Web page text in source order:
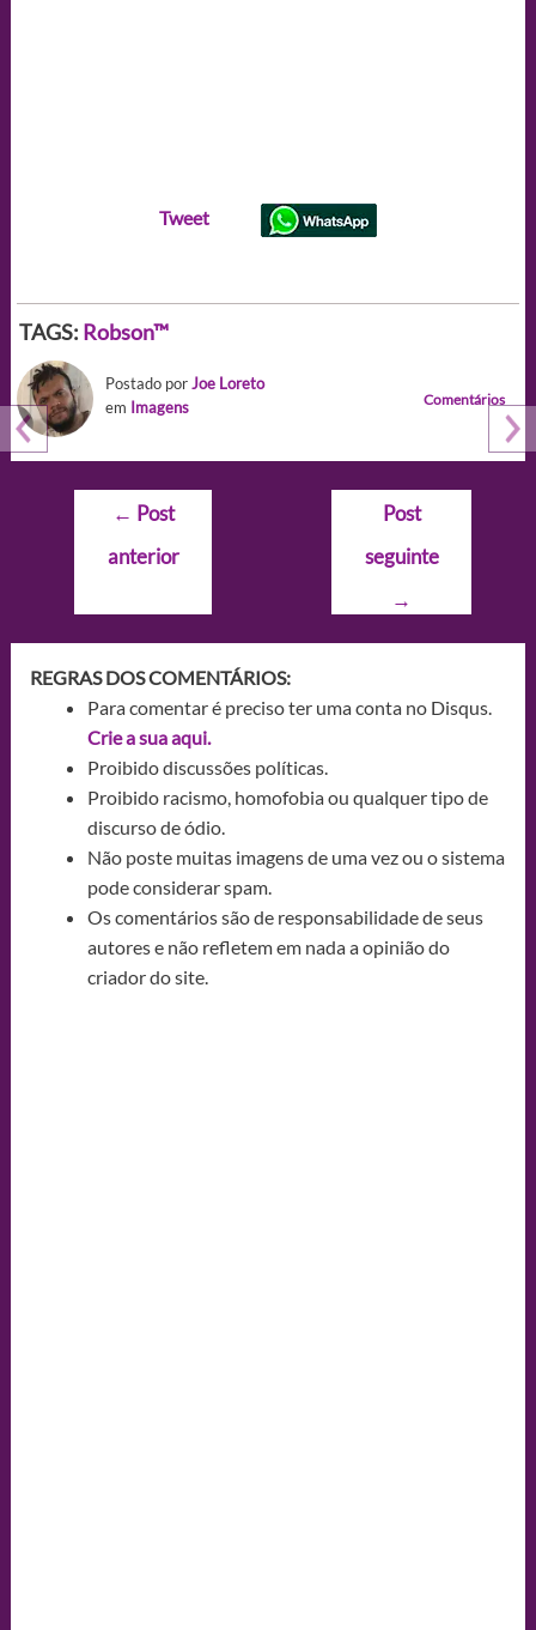
Tweet
TAGS: Robson™
Postado porJoe Loreto
em Imagens Comentários
Navegação
Post
← Post
anterior
Post
seguinte
→
REGRAS DOS COMENTÁRIOS:
Para comentar é preciso ter uma conta no Disqus.
Crie a sua aqui.
Proibido discussões políticas.
Proibido racismo, homofobia ou qualquer tipo de
discurso de ódio.
Não poste muitas imagens de uma vez ou o sistema
pode considerar spam.
Os comentários são de responsabilidade de seus
autores e não refletem em nada a opinião do
criador do site.